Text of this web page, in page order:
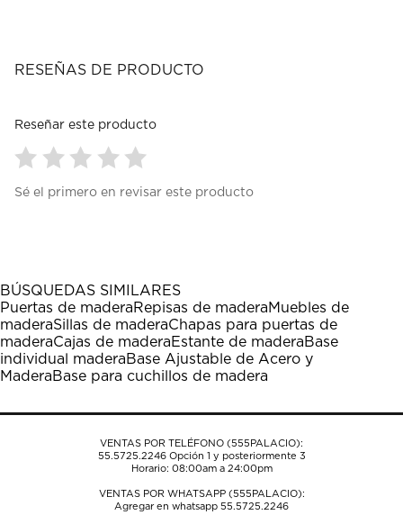
RESEÑAS DE PRODUCTO
Reseñar este producto
para
1
estrella
Esta
acción
abrirá
el
formulario
envío.
para
estrellas.
Esta
acción
abrirá
el
formulario
envío.
para
estrellas.
Esta
acción
abrirá
el
formulario
envío.
para
estrellas.
Esta
acción
abrirá
el
formulario
envío.
para
estrellas.
Esta
acción
abrirá
el
formulario
envío.
Sé el primero en revisar este producto
BÚSQUEDAS SIMILARES
Puertas de maderaRepisas de maderaMuebles de
maderaSillas de maderaChapas para puertas de
maderaCajas de maderaEstante de maderaBase
individual maderaBase Ajustable de Acero y
MaderaBase para cuchillos de madera
VENTAS POR TELÉFONO (555PALACIO):
55.5725.2246Opción 1 y posteriormente 3
Horario: 08:00am a 24:00pm
VENTAS POR WHATSAPP (555PALACIO):
Agregar en whatsapp 55.5725.2246